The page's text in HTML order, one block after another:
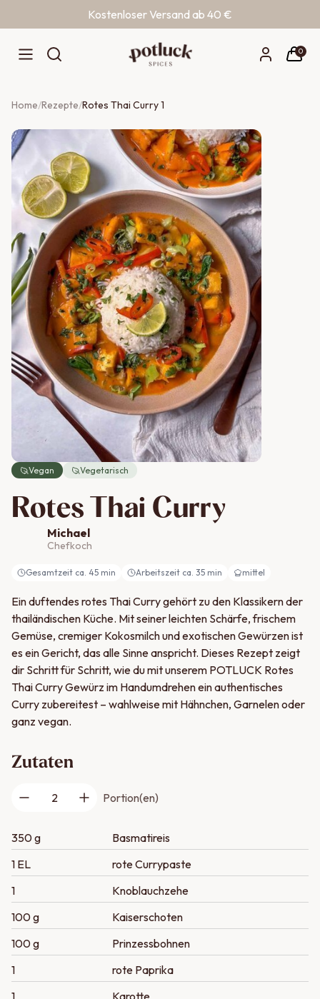
Kostenloser Versand ab 40 €
0
Home/Rezepte/Rotes Thai Curry 1
Vegan Vegetarisch
Rotes Thai Curry
Michael
Chefkoch
Gesamtzeit ca. 45 min Arbeitszeit ca. 35 min mittel
Ein duftendes rotes Thai Curry gehört zu den Klassikern der
thailändischen Küche. Mit seiner leichten Schärfe, frischem
Gemüse, cremiger Kokosmilch und exotischen Gewürzen ist
es ein Gericht, das alle Sinne anspricht. Dieses Rezept zeigt
dir Schritt für Schritt, wie du mit unserem POTLUCK Rotes
Thai Curry Gewürz im Handumdrehen ein authentisches
Curry zubereitest – wahlweise mit Hähnchen, Garnelen oder
ganz vegan.
Zutaten
2 Portion(en)
350 g
Basmatireis
1 EL
rote Currypaste
1
Knoblauchzehe
100 g
Kaiserschoten
100 g
Prinzessbohnen
1
rote Paprika